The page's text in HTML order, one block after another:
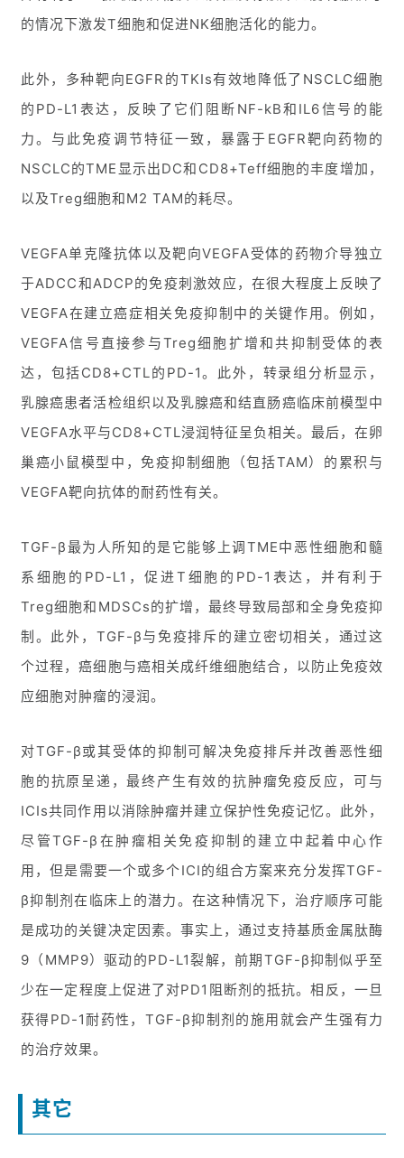
的情况下激发T细胞和促进NK细胞活化的能力。
此外，多种靶向EGFR的TKIs有效地降低了NSCLC细胞
的PD-L1表达，反映了它们阻断NF-kB和IL6信号的能
力。与此免疫调节特征一致，暴露于EGFR靶向药物的
NSCLC的TME显示出DC和CD8+Teff细胞的丰度增加，
以及Treg细胞和M2 TAM的耗尽。
VEGFA单克隆抗体以及靶向VEGFA受体的药物介导独立
于ADCC和ADCP的免疫刺激效应，在很大程度上反映了
VEGFA在建立癌症相关免疫抑制中的关键作用。例如，
VEGFA信号直接参与Treg细胞扩增和共抑制受体的表
达，包括CD8+CTL的PD-1。此外，转录组分析显示，
乳腺癌患者活检组织以及乳腺癌和结直肠癌临床前模型中
VEGFA水平与CD8+CTL浸润特征呈负相关。最后，在卵
巢癌小鼠模型中，免疫抑制细胞（包括TAM）的累积与
VEGFA靶向抗体的耐药性有关。
TGF-β最为人所知的是它能够上调TME中恶性细胞和髓
系细胞的PD-L1，促进T细胞的PD-1表达，并有利于
Treg细胞和MDSCs的扩增，最终导致局部和全身免疫抑
制。此外，TGF-β与免疫排斥的建立密切相关，通过这
个过程，癌细胞与癌相关成纤维细胞结合，以防止免疫效
应细胞对肿瘤的浸润。
对TGF-β或其受体的抑制可解决免疫排斥并改善恶性细
胞的抗原呈递，最终产生有效的抗肿瘤免疫反应，可与
ICIs共同作用以消除肿瘤并建立保护性免疫记忆。此外，
尽管TGF-β在肿瘤相关免疫抑制的建立中起着中心作
用，但是需要一个或多个ICI的组合方案来充分发挥TGF-
β抑制剂在临床上的潜力。在这种情况下，治疗顺序可能
是成功的关键决定因素。事实上，通过支持基质金属肽酶
9（MMP9）驱动的PD-L1裂解，前期TGF-β抑制似乎至
少在一定程度上促进了对PD1阻断剂的抵抗。相反，一旦
获得PD-1耐药性，TGF-β抑制剂的施用就会产生强有力
的治疗效果。
其它